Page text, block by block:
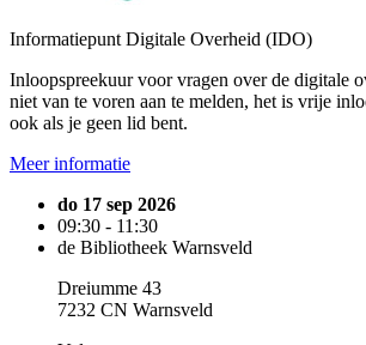
Informatiepunt Digitale Overheid (IDO)
Inloopspreekuur voor vragen over de digitale
niet van te voren aan te melden, het is vrije
ook als je geen lid bent.
Meer informatie
do 17 sep 2026
09:30 - 11:30
de Bibliotheek Warnsveld
Dreiumme 43
7232 CN Warnsveld